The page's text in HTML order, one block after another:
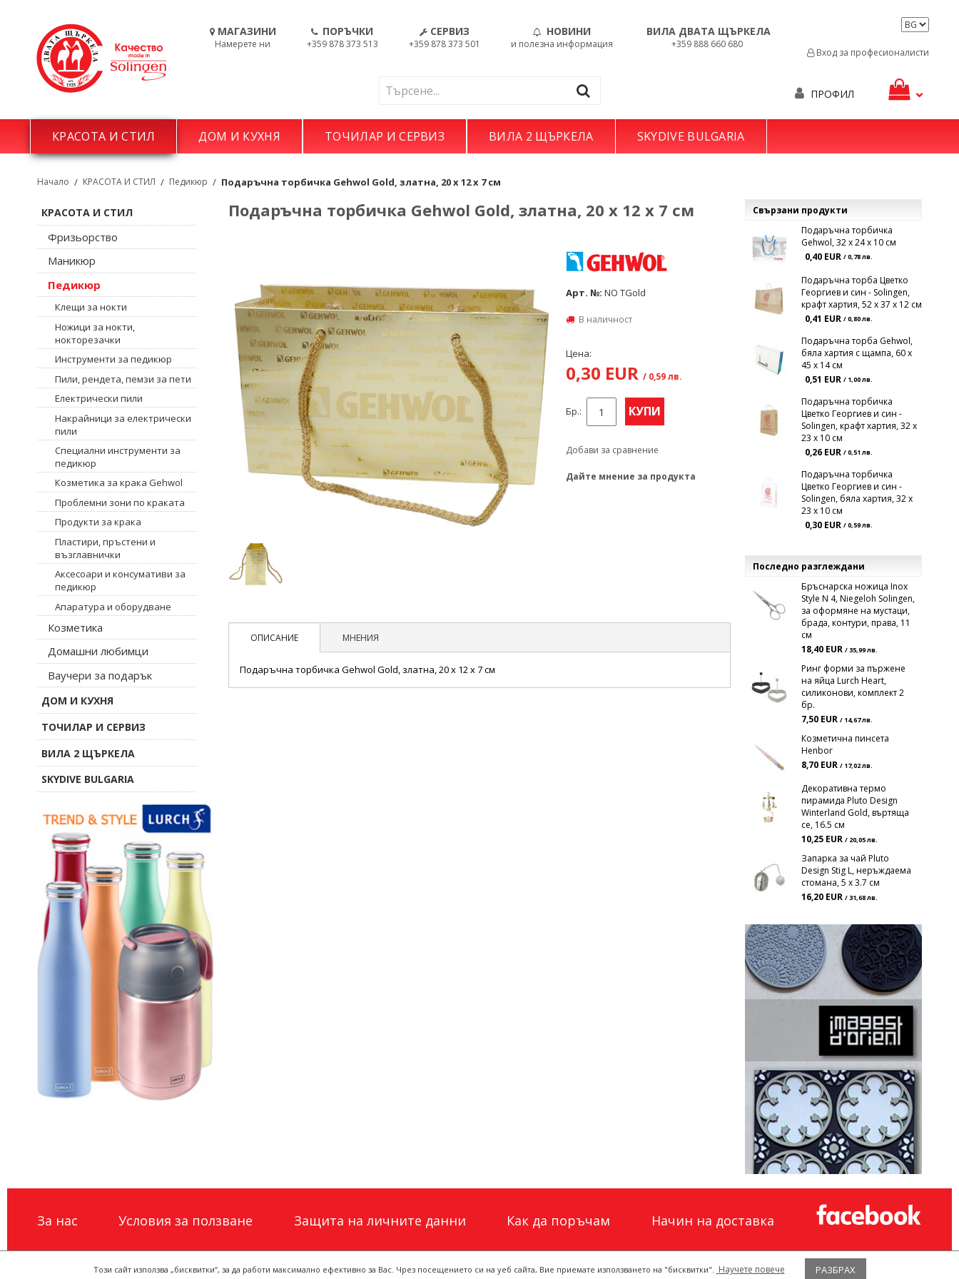
МАГАЗИНИ
Намерете ни
ПОРЪЧКИ
+359 878 373 513
СЕРВИЗ
+359 878 373 501
НОВИНИ
и полезна информация
ВИЛА ДВАТА ЩЪРКЕЛА
+359 888 660 680
Вход за професионалисти
ПРОФИЛ
КРАСОТА И СТИЛ ДОМ И КУХНЯ ТОЧИЛАР И СЕРВИЗ ВИЛА 2 ЩЪРКЕЛА SKYDIVE BULGARIA
Начало / КРАСОТА И СТИЛ / Педикюр / Подаръчна торбичка Gehwol Gold, златна, 20 x 12 x 7 см
Подаръчна торбичка Gehwol Gold, златна, 20 x 12 x 7 см
Арт. №: NO TGold
В наличност
Цена:
0,30 EUR / 0,59 лв.
Бр.: КУПИ
Добави за сравнение
Дайте мнение за продукта
ОПИСАНИЕ МНЕНИЯ
Подаръчна торбичка Gehwol Gold, златна, 20 x 12 x 7 см
КРАСОТА И СТИЛ
Фризьорство
Маникюр
Педикюр
Клещи за нокти
Ножици за нокти,
нокторезачки
Инструменти за педикюр
Пили, рендета, пемзи за пети
Електрически пили
Накрайници за електрически
пили
Специални инструменти за
педикюр
Козметика за крака Gehwol
Проблемни зони по краката
Продукти за крака
Пластири, пръстени и
възглавнички
Аксесоари и консумативи за
педикюр
Апаратура и оборудване
Козметика
Домашни любимци
Ваучери за подарък
ДОМ И КУХНЯ
ТОЧИЛАР И СЕРВИЗ
ВИЛА 2 ЩЪРКЕЛА
SKYDIVE BULGARIA
Свързани продукти
Подаръчна торбичка
Gehwol, 32 x 24 x 10 см
0,40 EUR / 0,78 лв.
Подаръчна торба Цветко
Георгиев и син - Solingen,
крафт хартия, 52 x 37 x 12 см
0,41 EUR / 0,80 лв.
Подаръчна торба Gehwol,
бяла хартия с щампа, 60 x
45 x 14 см
0,51 EUR / 1,00 лв.
Подаръчна торбичка
Цветко Георгиев и син -
Solingen, крафт хартия, 32 x
23 x 10 см
0,26 EUR / 0,51 лв.
Подаръчна торбичка
Цветко Георгиев и син -
Solingen, бяла хартия, 32 x
23 x 10 см
0,30 EUR / 0,59 лв.
Последно разглеждани
Бръснарска ножица Inox
Style N 4, Niegeloh Solingen,
за оформяне на мустаци,
брада, контури, права, 11
см
18,40 EUR / 35,99 лв.
Ринг форми за пържене
на яйца Lurch Heart,
силиконови, комплект 2
бр.
7,50 EUR / 14,67 лв.
Козметична пинсета
Henbor
8,70 EUR / 17,02 лв.
Декоративна термо
пирамида Pluto Design
Winterland Gold, въртяща
се, 16.5 см
10,25 EUR / 20,05 лв.
Запарка за чай Pluto
Design Stig L, неръждаема
стомана, 5 x 3.7 см
16,20 EUR / 31,68 лв.
За нас Условия за ползване Защита на личните данни Как да поръчам Начин на доставка
Двата Щъркела 2022 ©Този сайт използва „бисквитки“, за да работи максимално ефективно за Вас. Чрез посещението си на уеб сайта, Вие приемате използването на "бисквитки". Научете повече РАЗБРАХ